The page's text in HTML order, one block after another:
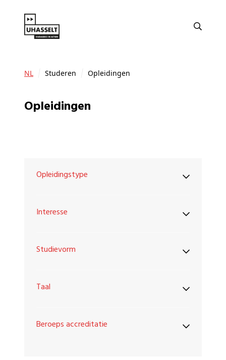
NL Studeren Opleidingen
Opleidingen
Opleidingstype
Interesse
Studievorm
Taal
Beroeps accreditatie